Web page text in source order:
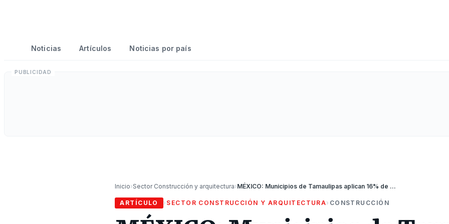
Noticias Artículos Noticias por país
Inicio›Sector Construcción y arquitectura› MÉXICO: Municipios de Tamaulipas aplican 16% de su recurso a obras públicas en primer semestre
ARTÍCULO › SECTOR CONSTRUCCIÓN Y ARQUITECTURA› CONSTRUCCIÓN